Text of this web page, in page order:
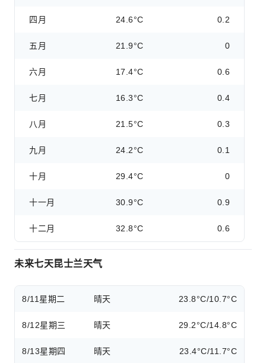
四月 24.6°C 0.2
五月 21.9°C 0
六月 17.4°C 0.6
七月 16.3°C 0.4
八月 21.5°C 0.3
九月 24.2°C 0.1
十月 29.4°C 0
十一月 30.9°C 0.9
十二月 32.8°C 0.6
未来七天昆士兰天气
8/11 星期二 晴天 23.8°C/10.7°C
8/12星期三 晴天 29.2°C/14.8°C
8/13星期四 晴天 23.4°C/11.7°C